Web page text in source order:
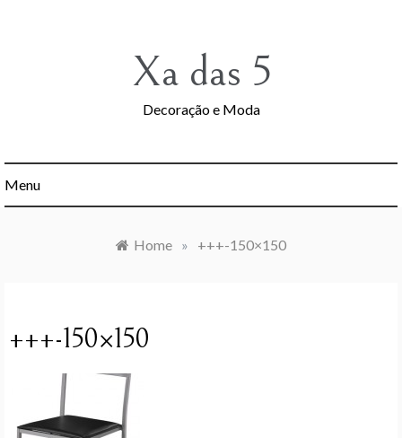
Xa das 5
Decoração e Moda
Menu
Home » +++-150×150
+++-150×150